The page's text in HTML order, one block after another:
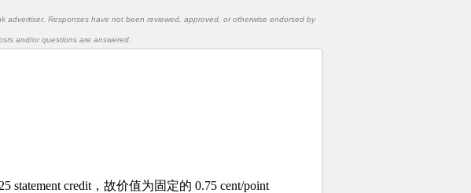
advertiser. Responses have not been reviewed, approved, or otherwise endorsed by
and/or questions are answered.